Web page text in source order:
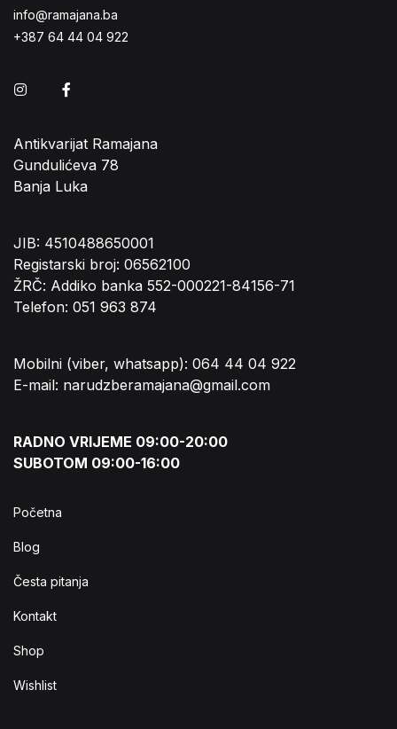
info@ramajana.ba
+387 64 44 04 922
Instagram
Antikvarijat Ramajana
Gundulićeva 78
Banja Luka
JIB: 4510488650001
Registarski broj: 06562100
ŽRČ: Addiko banka 552-000221-84156-71
Telefon: 051 963 874
Mobilni (viber, whatsapp): 064 44 04 922
E-mail: narudzberamajana@gmail.com
RADNO VRIJEME 09:00-20:00
SUBOTOM 09:00-16:00
Početna
Blog
Česta pitanja
Kontakt
Shop
Wishlist